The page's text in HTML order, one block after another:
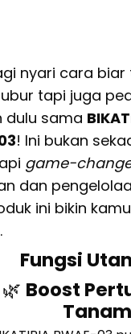
nyari cara
tapi juga
dulu sama
! Ini bukan
game-
dan
ini bikin
Fungsi
🌿 Boost